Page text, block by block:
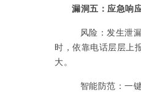
漏洞五：应急响
风险：发生泄
时，依靠电话层层上
大。
智能防范： 一